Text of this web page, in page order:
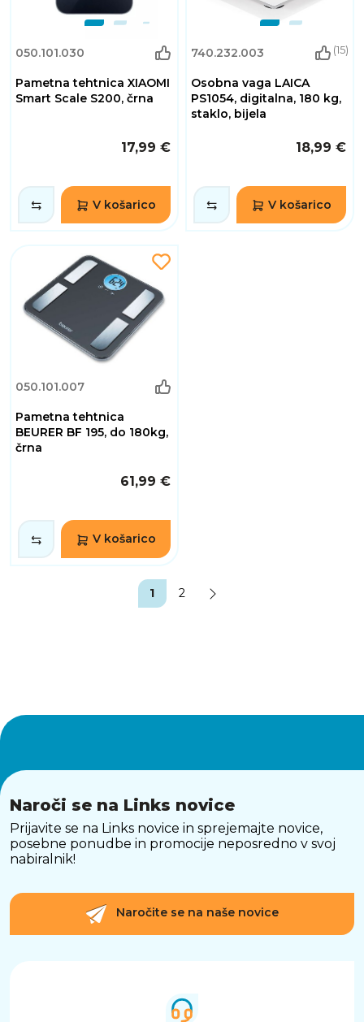
050.101.030
Pametna tehtnica XIAOMI
Smart Scale S200, črna
17,99 €
V košarico
740.232.003 (15)
Osobna vaga LAICA
PS1054, digitalna, 180 kg,
staklo, bijela
18,99 €
V košarico
050.101.007
Pametna tehtnica
BEURER BF 195, do 180kg,
črna
61,99 €
V košarico
1 2
Naroči se na Links novice
Prijavite se na Links novice in sprejemajte novice,
posebne ponudbe in promocije neposredno v svoj
nabiralnik!
Naročite se na naše novice